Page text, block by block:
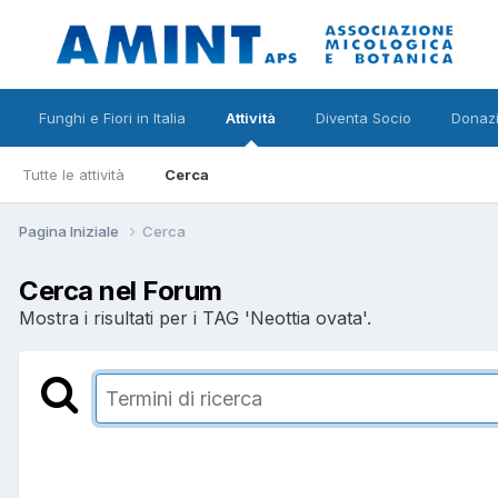
Funghi e Fiori in Italia Attività
Tutte le attività Cerca
Diventa Socio
Pagina Iniziale Cerca
Cerca nel Forum
Mostra i risultati per i TAG 'Neottia ovata'.